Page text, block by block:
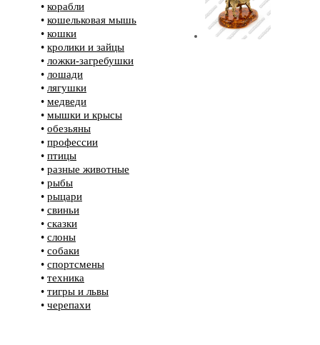
• корабли
• кошельковая мышь
• кошки
• кролики и зайцы
• ложки-загребушки
• лошади
• лягушки
• медведи
• мышки и крысы
• обезьяны
• профессии
• птицы
• разные животные
• рыбы
• рыцари
• свиньи
• сказки
• слоны
• собаки
• спортсмены
• техника
• тигры и львы
• черепахи